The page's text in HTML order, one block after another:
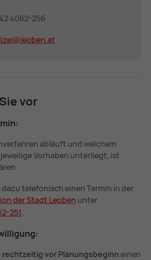
4062-256
leoben.at
vor
abläuft und welchem
Vorhaben unterliegt, ist
dazu telefonisch einen Termin in der
der Stadt Leo­ben unter
251.
rechtzeitig vor Planungsbeginn einen